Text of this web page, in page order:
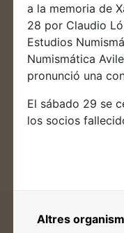
a la memoria de
28 por Claudio
Estudios
Numismática
pronunció una
El sábado 29 se
los socios
Altres